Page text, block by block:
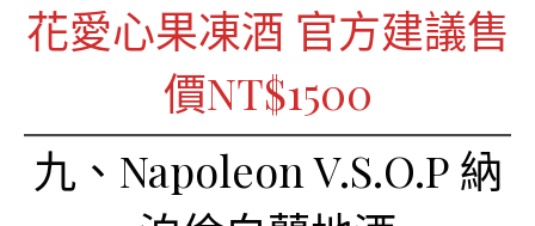
花愛心果凍酒 官方建議售
價NT$1500
九、Napoleon V.S.O.P 納